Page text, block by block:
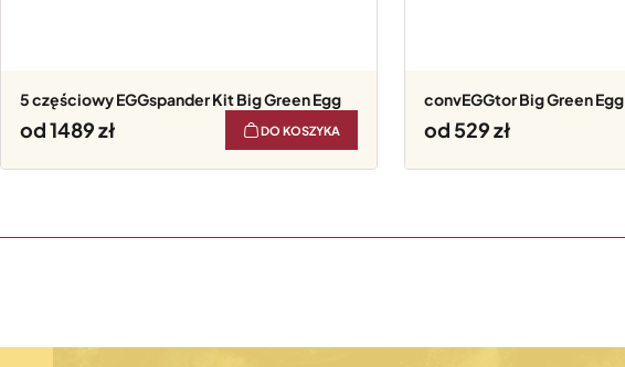
5 częściowy EGGspander Kit Big Green Egg
od 1489 DO KOSZYKA
convEGGtor Big Green Egg
od 529